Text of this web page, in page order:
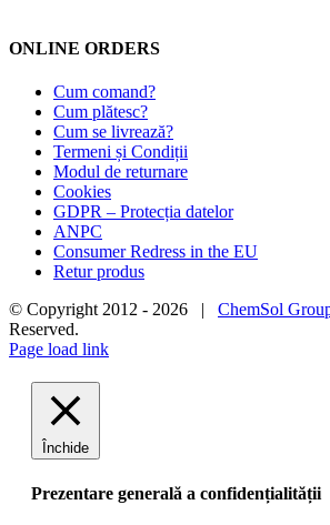
ONLINE ORDERS
Cum comand?
Cum plătesc?
Cum se livrează?
Termeni și Condiții
Modul de returnare
Cookies
GDPR – Protecția datelor
ANPC
Consumer Redress in the EU
Retur produs
© Copyright 2012 - 2026 | ChemSol
Reserved.
Page load link
Închide
Prezentare generală a confidențialității